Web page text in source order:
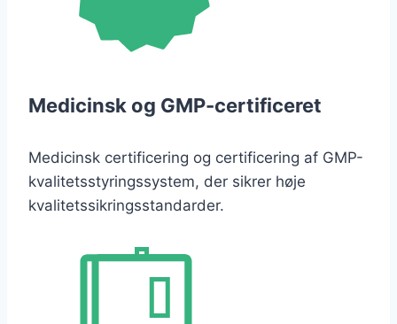
Medicinsk og GMP-certificeret
Medicinsk certificering og certificering af GMP-
kvalitetsstyringssystem, der sikrer høje
kvalitetssikringsstandarder.